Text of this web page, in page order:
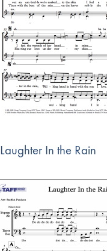
Laughter In the Rain